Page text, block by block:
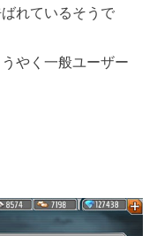
れているそうで
やく一般ユーザー